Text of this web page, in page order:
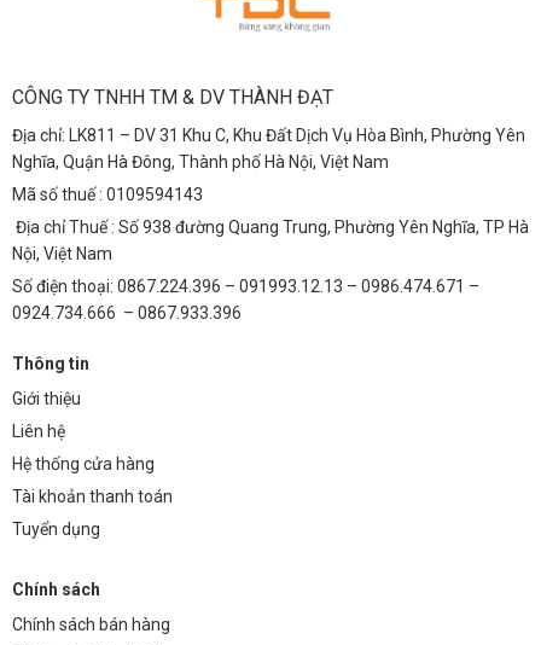
CÔNG TY TNHH TM & DV THÀNH ĐẠT
Địa chỉ: LK811 – DV 31 Khu C, Khu Đất Dịch Vụ Hòa Bình, Phường Yên
Nghĩa, Quận Hà Đông, Thành phố Hà Nội, Việt Nam
Mã số thuế : 0109594143
Địa chỉ Thuế : Số 938 đường Quang Trung, Phường Yên Nghĩa, TP Hà
Nội, Việt Nam
Số điện thoại: 0867.224.396 – 091993.12.13 – 0986.474.671 –
0924.734.666 – 0867.933.396
Thông tin
Giới thiệu
Liên hệ
Hệ thống cửa hàng
Tài khoản thanh toán
Tuyển dụng
Chính sách
Chính sách bán hàng